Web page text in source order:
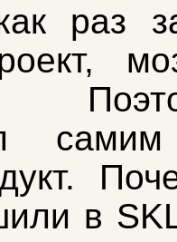
раз
самим
в